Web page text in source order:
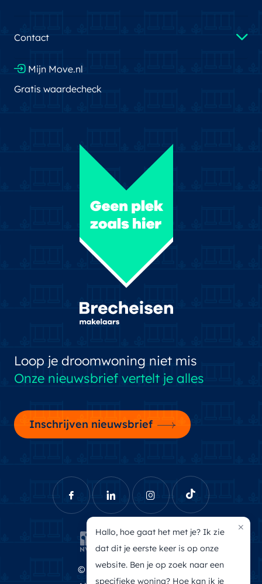
Loop je droomwoning niet mis
Onze nieuwsbrief vertelt je alles
Inschrijven nieuwsbrief
Contact
Mijn Move.nl
Gratis waardecheck
© Brecheisen Makelaars
×
Hallo, hoe gaat het met je? Ik zie
dat dit je eerste keer is op onze
website. Ben je op zoek naar een
specifieke woning? Hoe kan ik je